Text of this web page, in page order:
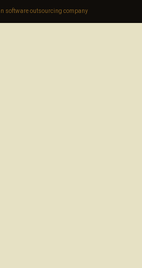
software outsourcing company